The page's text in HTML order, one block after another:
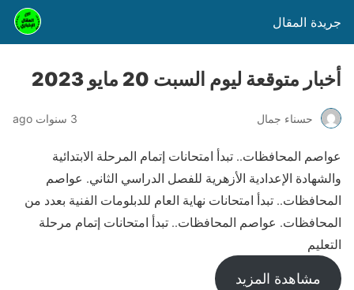
جريدة المقال
أخبار متوقعة ليوم السبت 20 مايو 2023
حسناء جمال 3 سنوات ago
عواصم المحافظات.. تبدأ امتحانات إتمام المرحلة الابتدائية
والشهادة الإعدادية الأزهرية للفصل الدراسي الثاني. عواصم
المحافظات.. تبدأ امتحانات نهاية العام للدبلومات الفنية بعدد من
المحافظات. عواصم المحافظات.. تبدأ امتحانات إتمام مرحلة
التعليم
مشاهدة المزيد